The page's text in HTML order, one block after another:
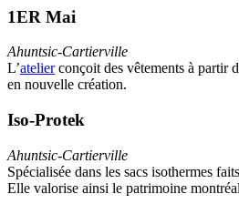
1ER Mai
Ahuntsic-Cartierville
L’atelierconçoit des vêtements à partir
en nouvelle création.
Iso-Protek
Ahuntsic-Cartierville
Spécialisée dans les sacs isothermes
Elle valorise ainsi le patrimoine